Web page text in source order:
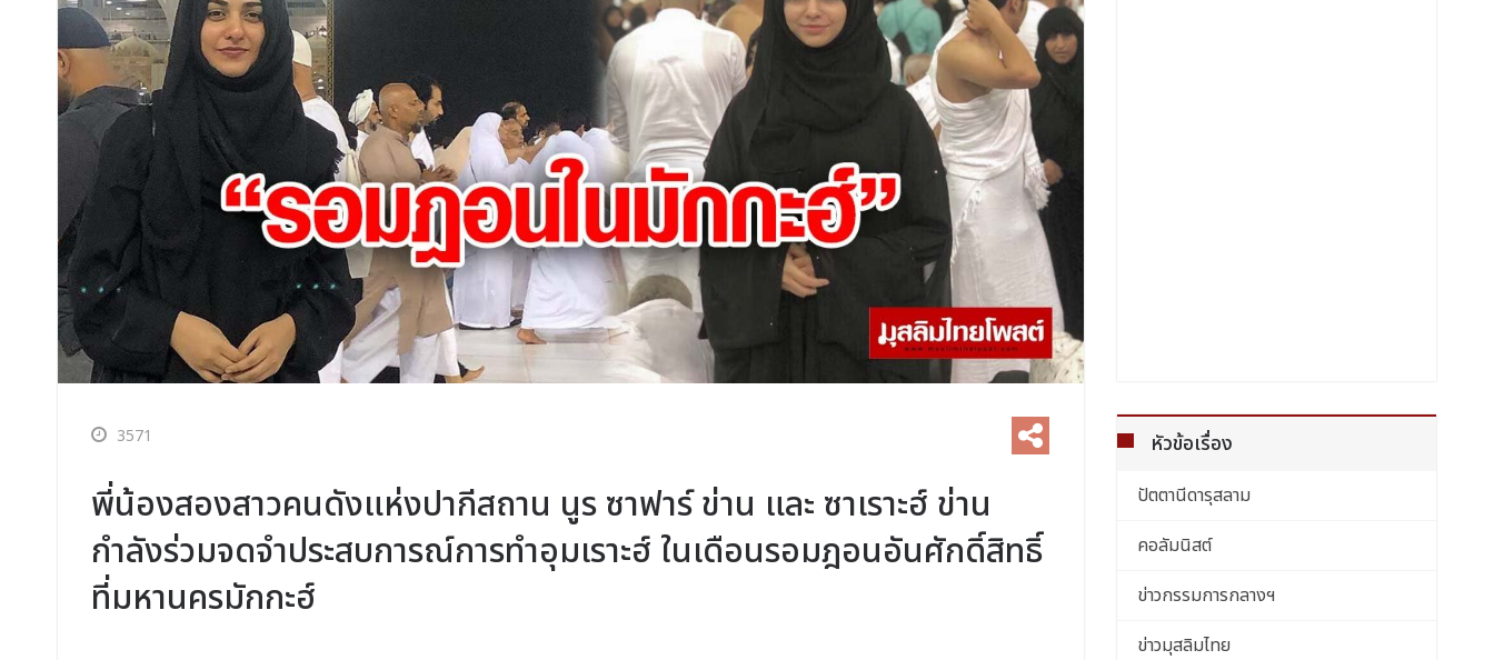
3571
พี่น้องสองสาวคนดังแห่งปากีสถาน นูร ซาฟาร์ ข่าน และ ซาเราะฮ์ ข่าน
กำลังร่วมจดจำประสบการณ์การทำอุมเราะฮ์ ในเดือนรอมฎอนอันศักดิ์สิทธิ์
ที่มหานครมักกะฮ์
หัวข้อเรื่อง
ปัตตานีดารุสลาม
คอลัมนิสต์
ข่าวกรรมการกลางฯ
ข่าวมุสลิมไทย